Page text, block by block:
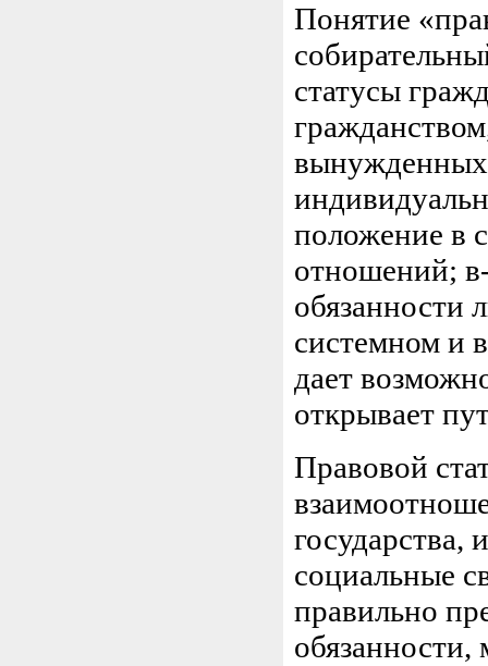
Понятие
статусы
вынужденных
положение в
отношений;
обязанности
системном и
дает
открывает
Правовой
государства,
социальные
правильно